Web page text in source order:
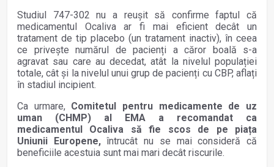
Studiul 747-302 nu a reușit să confirme faptul că
medicamentul Ocaliva ar fi mai eficient decât un
tratament de tip placebo (un tratament inactiv), în ceea
ce privește numărul de pacienți a căror boală s-a
agravat sau care au decedat, atât la nivelul populației
totale, cât și la nivelul unui grup de pacienți cu CBP, aflați
în stadiul incipient.
Ca urmare, Comitetul pentru medicamente de uz
uman (CHMP) al EMA a recomandat ca
medicamentul Ocaliva să fie scos de pe piața
Uniunii Europene,întrucât nu se mai consideră că
beneficiile acestuia sunt mai mari decât riscurile.